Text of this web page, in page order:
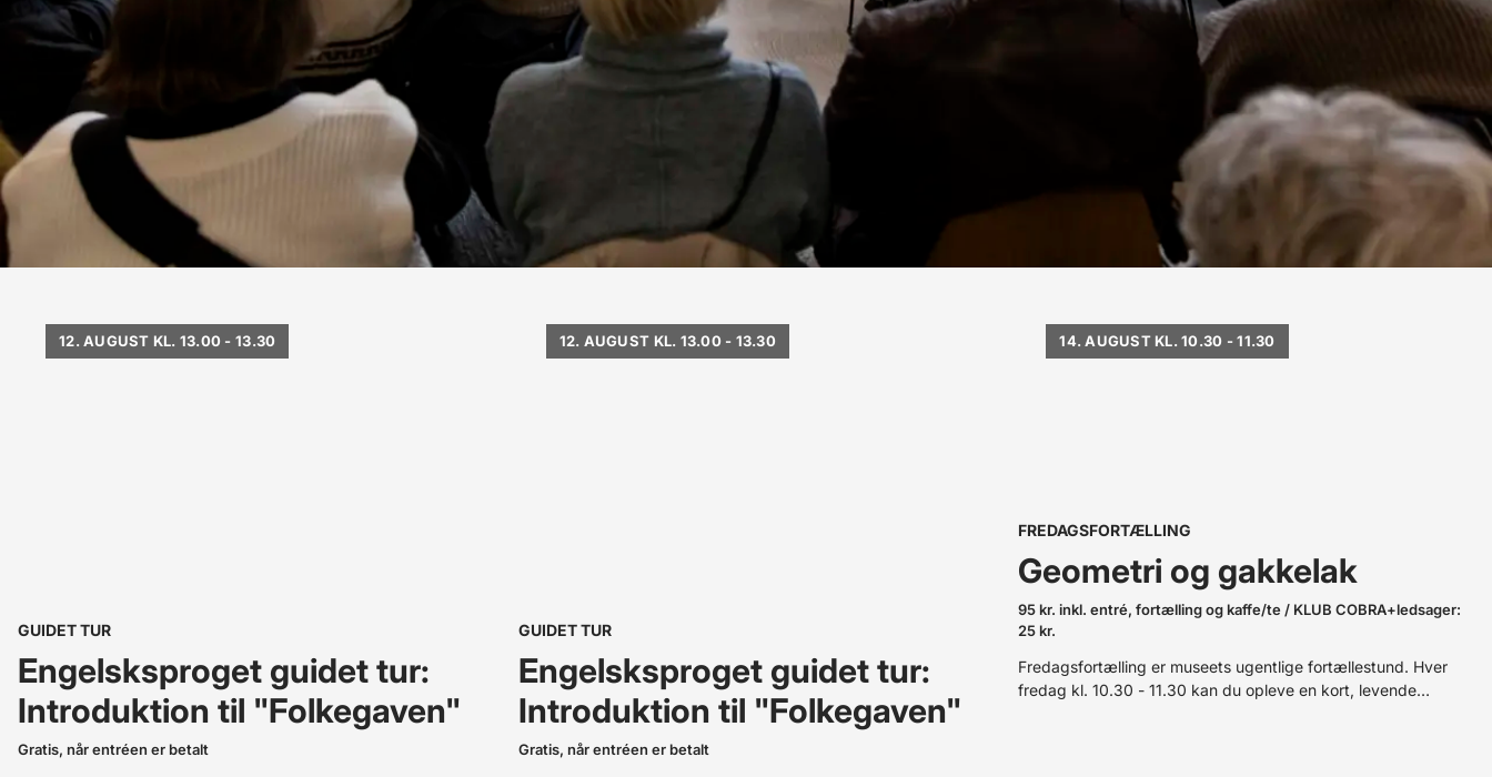
WORKSHOP
Aktiv Ferie Herning:
Workshop hvor vi skaber
vores egne fantasiheste
Skoleelever i Herning Kommune inviteres til at slippe
nysgerrigheden løs og bygge et miniaturemuseum til
eventyrlige værker.
FREDAGSFORTÆLLING
Med i magasinet
95 kr. inkl. entré, fortælling og kaffe/te / KLUB COBRA+ledsager:
Fredagsfortælling er museets ugentlige fortællestund. Hver
slutter af med kaffe og hyggeligt samvær i mikrocaféen Aages
Corner i Angligården.
Guidet tur: Introduktion til
"Folkegaven"
Gratis, når entréen er betalt
Kom med på en guidet tur på ca. 30 minutter og få en levende
introduktion til museets 50-års jubilæumsudstilling
12. AUGUST KL. 13.00 - 13.30
GUIDET TUR
Engelsksproget guidet tur:
Introduktion til "Folkegaven"
Gratis, når entréen er betalt
12. AUGUST KL. 13.00 - 13.30
GUIDET TUR
Engelsksproget guidet tur:
Introduktion til "Folkegaven"
Gratis, når entréen er betalt
14. AUGUST KL. 10.30 - 11.30
FREDAGSFORTÆLLING
Geometri og gakkelak
95 kr. inkl. entré, fortælling og kaffe/te / KLUB COBRA+ledsager:
25 kr.
Fredagsfortælling er museets ugentlige fortællestund. Hver
fredag kl. 10.30 - 11.30 kan du opleve en kort, levende